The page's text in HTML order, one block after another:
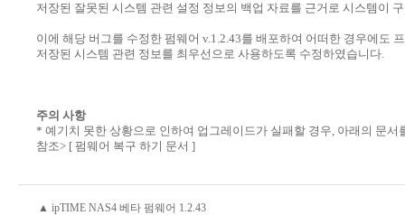
저장된 잘못된 시스템 관련 설정 정보의 백업 자료를 근거로 시스템이
이에 해당 버그를 수정한 펌웨어 v.1.2.43를 배포하여 어떠한 경우에도
저장된 시스템 관련 정보를 최우선으로 사용하도록 수정하였습니다.
주의 사항
* 예기치 못한 상황으로 인하여 업그레이드가 실패할 경우, 아래의 문
참조> [ 펌웨어 복구 하기 문서 ]
▲ ipTIME NAS4 베타 펌웨어 1.2.43